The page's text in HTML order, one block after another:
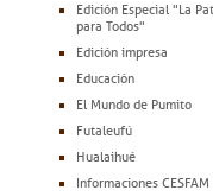
Edición Especial "La
para Todos"
Edición impresa
Educación
El Mundo de Pumito
Futaleufú
Hualaihué
Informaciones